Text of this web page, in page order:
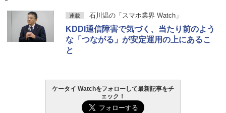
連載 石川温の「スマホ業界 Watch」
KDDI通信障害で気づく、当たり前のよう
な「つながる」が安定運用の上にあるこ
と
ケータイ Watchをフォローして最新記事をチ
ェック！